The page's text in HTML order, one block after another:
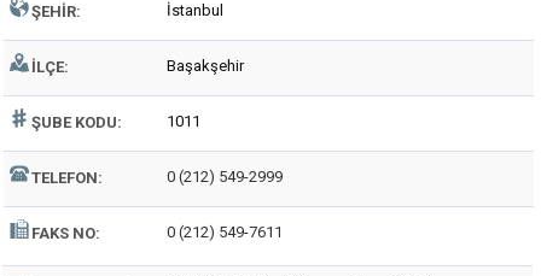
ŞEHIR: İstanbul
İLÇE: Başakşehir
ŞUBE KODU: 1011
TELEFON: 0 (212) 549-2999
FAKS NO: 0 (212) 549-7611